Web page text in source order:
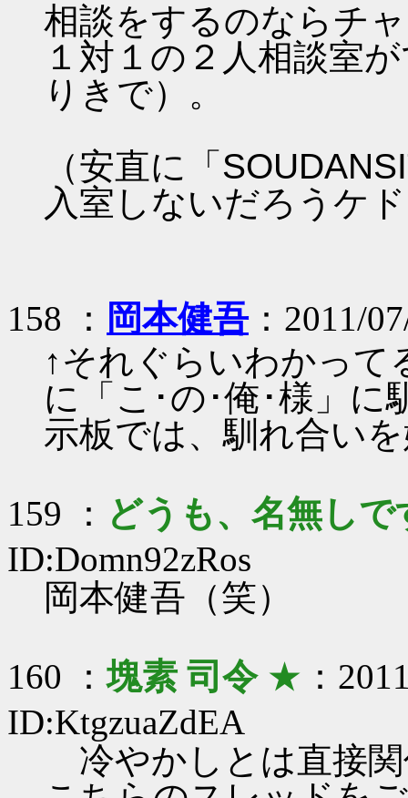
相談をするのならチ
１対１の２人相談室
りきで）。
（安直に「
入室しないだろうケ
158 ： 岡本健吾：2011/
↑それぐらいわかって
に「こ･の･俺･様」に
示板では、馴れ合い
159 ： どうも、名無しで
ID:Domn92zRos
岡本健吾（笑）
160 ：塊素 司令★ ：
ID:KtgzuaZdEA
冷やかしとは直接